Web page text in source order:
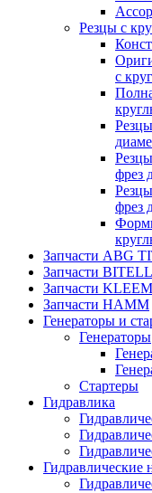
Резцы с
с
фрез
фрез
Запчасти ABG
Запчасти
Запчасти
Запчасти HAMM
Генераторы и
Генераторы
Стартеры
Гидравлика
Гидравлические